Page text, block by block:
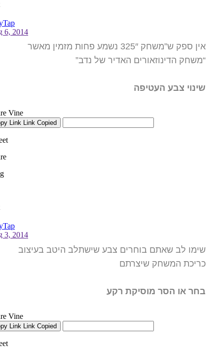
אין ספק ש”משחק 325″ נשמע פחות מזמין מאשר
“משחק הדינוזאורים האדיר של נדב”
שינוי צבע העטיפה
שימו לב שאתם בוחרים צבע שישתלב היטב בעיצוב
כריכת המשחק שיצרתם
בחר או הסר מוסיקת רקע